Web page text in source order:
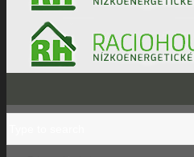
obchod@raciohouse.sk